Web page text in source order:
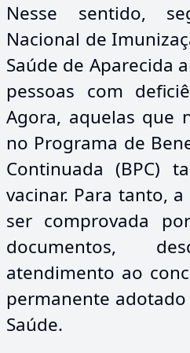
Nesse sentido,
Nacional de
Saúde de Aparecida
pessoas com
Agora, aquelas que
no Programa de
Continuada (BPC)
vacinar. Para tanto,
ser comprovada
documentos,
atendimento ao
permanente
Saúde.